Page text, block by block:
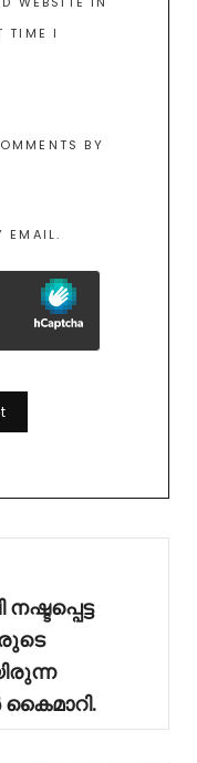
TIME I
BY
EMAIL.